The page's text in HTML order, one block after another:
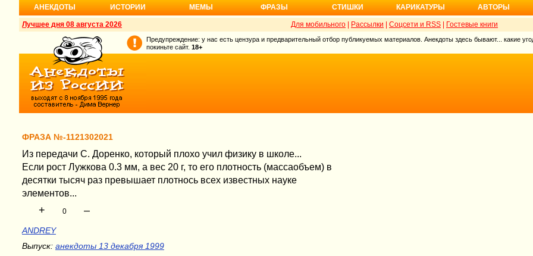
АНЕКДОТЫ ИСТОРИИ МЕМЫ ФРАЗЫ СТИШКИ КАРИКАТУРЫ АВТОРЫ
Лучшее дня 08 августа 2026 Для мобильного Рассылки Соцсети и RSS Гостевые книги
Предупреждение: у нас есть цензура и предварительный отбор публикуемых материалов. Анекдоты здесь бывают... какие
покиньте сайт. 18+
ФРАЗА №-1121302021
Из передачи С. Доренко, который плохо учил физику в школе...
Если рост Лужкова 0.3 мм, а вес 20 г, то его плотность (массаобъем) в
десятки тысяч раз превышает плотнось всех известных науке
элементов...
+ 0 –
ANDREY
Выпуск: анекдоты 13 декабря 1999